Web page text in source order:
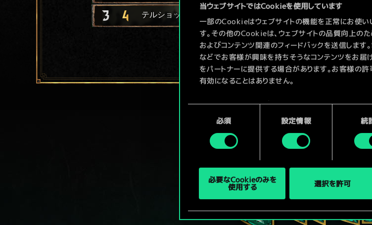
当ウェブサイトではCookieを使用しています
一部のCookieはウェブサイトの機能を正常にお使
す。その他のCookieは、ウェブサイトの品質向上のた
およびコンテンツ関連のフィードバックを送信します
などでお客様が興味を持ちそうなコンテンツをお届
をパートナーに提供する場合があります。お客様の
有効になることはありません。
Cookieの使用およびパフォーマンスの変更点に関す
ューでご確認ください。
必須 設定情報 統
必要なCookieのみを
使用する 選択を許可
3 4 テルショックの散兵 x2